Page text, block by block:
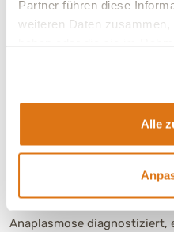
Partner führen diese
weiteren Daten
Alle
Gleichgewicht des Hundes
Wohlbefinden. Der weitere
Ganzheitliche
Unsere Erfahrung aus über
Tiergesundheit zeigt, dass
Anaplasmose diagnostiziert,